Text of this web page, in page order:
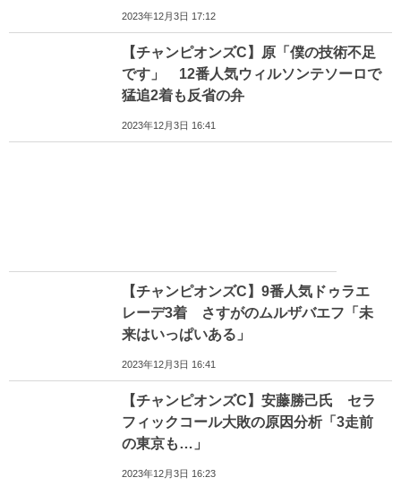
2023年12月3日 17:12
【チャンピオンズC】原「僕の技術不足
です」 12番人気ウィルソンテソーロで
猛追2着も反省の弁
2023年12月3日 16:41
【チャンピオンズC】9番人気ドゥラエ
レーデ3着 さすがのムルザバエフ「未
来はいっぱいある」
2023年12月3日 16:41
【チャンピオンズC】安藤勝己氏 セラ
フィックコール大敗の原因分析「3走前
の東京も…」
2023年12月3日 16:23